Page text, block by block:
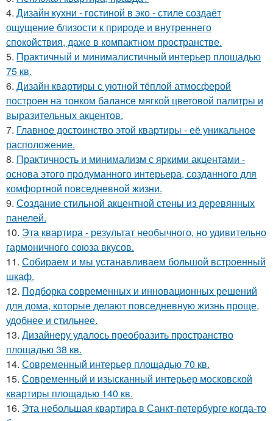
4. Дизайн кухни - гостиной в эко - стиле создаёт
ощущение близости к природе и внутреннего
спокойствия, даже в компактном пространстве.
5. Практичный и минималистичный интерьер площадью
75 кв.
6. Дизайн квартиры с уютной тёплой атмосферой
построен на тонком балансе мягкой цветовой палитры и
выразительных акцентов.
7. Главное достоинство этой квартиры - её уникальное
расположение.
8. Практичность и минимализм с яркими акцентами -
основа этого продуманного интерьера, созданного для
комфортной повседневной жизни.
9. Создание стильной акцентной стены из деревянных
панелей.
10. Эта квартира - результат необычного, но удивительно
гармоничного союза вкусов.
11. Собираем и мы устанавливаем большой встроенный
шкаф.
12. Подборка современных и инновационных решений
для дома, которые делают повседневную жизнь проще,
удобнее и стильнее.
13. Дизайнеру удалось преобразить пространство
площадью 38 кв.
14. Современный интерьер площадью 70 кв.
15. Современный и изысканный интерьер московской
квартиры площадью 140 кв.
16. Эта небольшая квартира в Санкт-петербурге когда-то